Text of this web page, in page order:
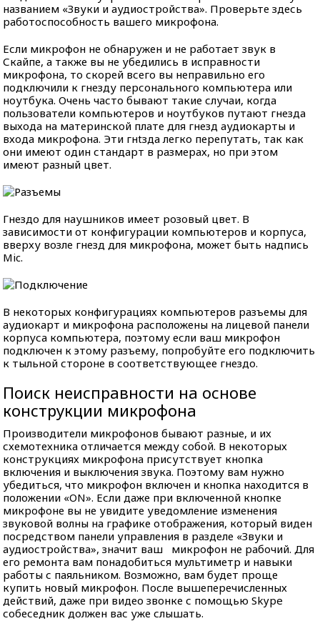
названием «Звуки и аудиостройства». Проверьте здесь
работоспособность вашего микрофона.
Если микрофон не обнаружен и не работает звук в
Скайпе, а также вы не убедились в исправности
микрофона, то скорей всего вы неправильно его
подключили к гнезду персонального компьютера или
ноутбука. Очень часто бывают такие случаи, когда
пользователи компьютеров и ноутбуков путают гнезда
выхода на материнской плате для гнезд аудиокарты и
входа микрофона. Эти гнtзда легко перепутать, так как
они имеют один стандарт в размерах, но при этом
имеют разный цвет.
Гнездо для наушников имеет розовый цвет. В
зависимости от конфигурации компьютеров и корпуса,
вверху возле гнезд для микрофона, может быть надпись
Мic.
В некоторых конфигурациях компьютеров разъемы для
аудиокарт и микрофона расположены на лицевой панели
корпуса компьютера, поэтому если ваш микрофон
подключен к этому разъему, попробуйте его подключить
к тыльной стороне в соответствующее гнездо.
Поиск неисправности на основе
конструкции микрофона
Производители микрофонов бывают разные, и их
схемотехника отличается между собой. В некоторых
конструкциях микрофона присутствует кнопка
включения и выключения звука. Поэтому вам нужно
убедиться, что микрофон включен и кнопка находится в
положении «ON». Если даже при включенной кнопке
микрофоне вы не увидите уведомление изменения
звуковой волны на графике отображения, который виден
посредством панели управления в разделе «Звуки и
аудиостройства», значит ваш микрофон не рабочий. Для
его ремонта вам понадобиться мультиметр и навыки
работы с паяльником. Возможно, вам будет проще
купить новый микрофон. После вышеперечисленных
действий, даже при видео звонке с помощью Skype
собеседник должен вас уже слышать.